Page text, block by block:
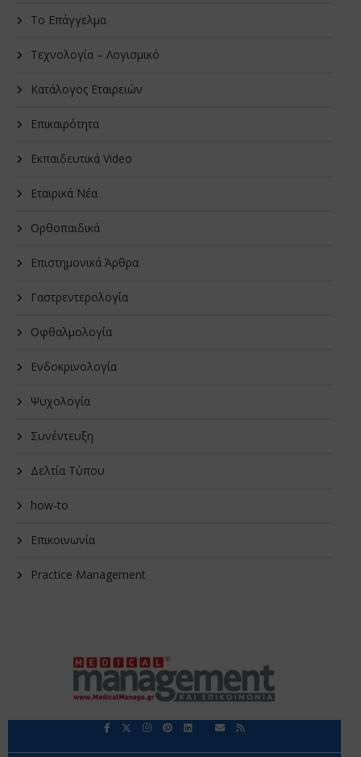
Το Επάγγελμα
Τεχνολογία – Λογισμικό
Κατάλογος Εταιρειών
Επικαιρότητα
Εκπαιδευτικά Video
Εταιρικά Νέα
Oρθοπαιδικά
Επιστημονικά Άρθρα
Γαστρεντερολογία
Οφθαλμολογία
Ενδοκρινολογία
Ψυχολογία
Συνέντευξη
Δελτία Τύπου
how-to
Επικοινωνία
Practice Management